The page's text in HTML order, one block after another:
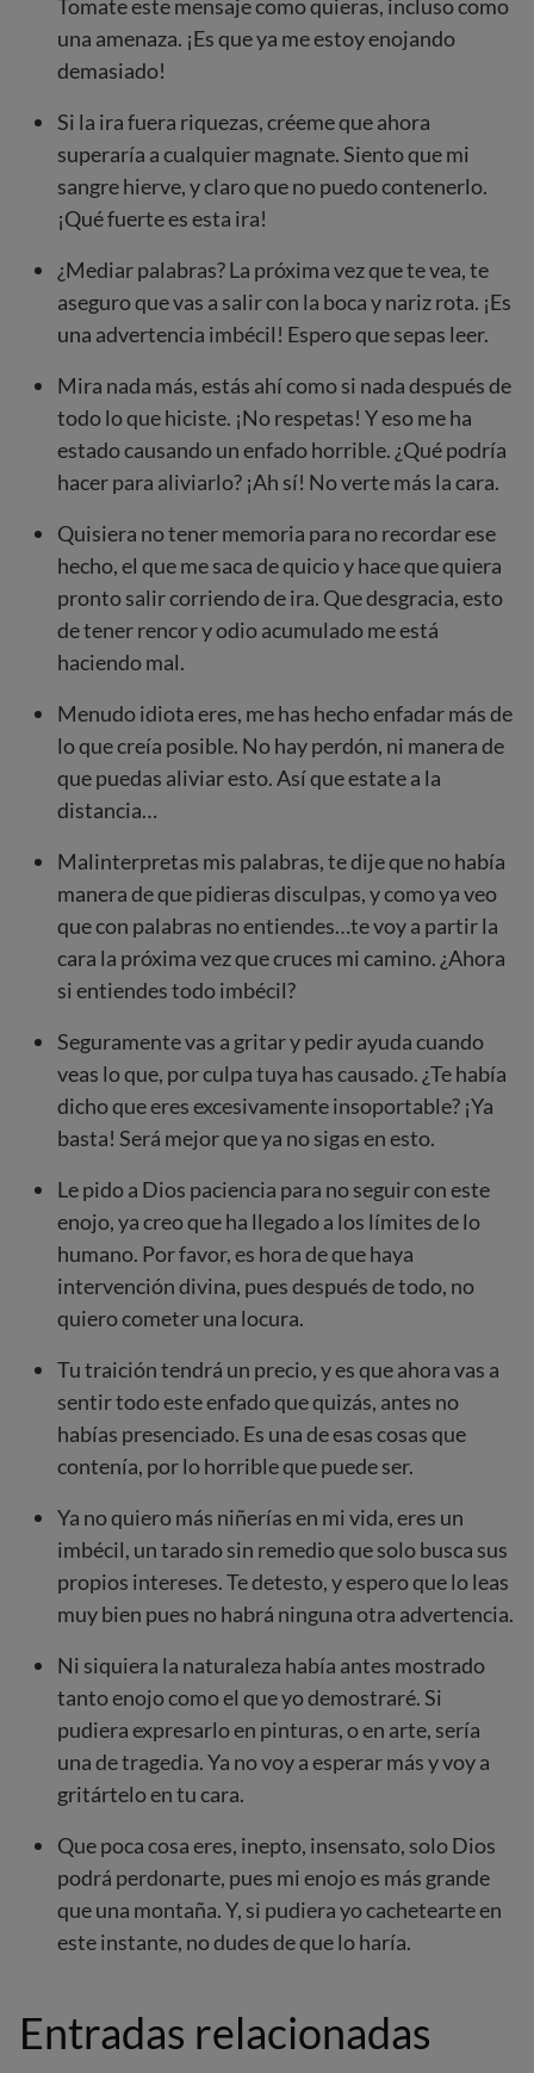
Tomate este mensaje como quieras, incluso como
una amenaza. ¡Es que ya me estoy enojando
demasiado!
Si la ira fuera riquezas, créeme que ahora
superaría a cualquier magnate. Siento que mi
sangre hierve, y claro que no puedo contenerlo.
¡Qué fuerte es esta ira!
¿Mediar palabras? La próxima vez que te vea, te
aseguro que vas a salir con la boca y nariz rota. ¡Es
una advertencia imbécil! Espero que sepas leer.
Mira nada más, estás ahí como si nada después de
todo lo que hiciste. ¡No respetas! Y eso me ha
estado causando un enfado horrible. ¿Qué podría
hacer para aliviarlo? ¡Ah sí! No verte más la cara.
Quisiera no tener memoria para no recordar ese
hecho, el que me saca de quicio y hace que quiera
pronto salir corriendo de ira. Que desgracia, esto
de tener rencor y odio acumulado me está
haciendo mal.
Menudo idiota eres, me has hecho enfadar más de
lo que creía posible. No hay perdón, ni manera de
que puedas aliviar esto. Así que estate a la
distancia…
Malinterpretas mis palabras, te dije que no había
manera de que pidieras disculpas, y como ya veo
que con palabras no entiendes…te voy a partir la
cara la próxima vez que cruces mi camino. ¿Ahora
si entiendes todo imbécil?
Seguramente vas a gritar y pedir ayuda cuando
veas lo que, por culpa tuya has causado. ¿Te había
dicho que eres excesivamente insoportable? ¡Ya
basta! Será mejor que ya no sigas en esto.
Le pido a Dios paciencia para no seguir con este
enojo, ya creo que ha llegado a los límites de lo
humano. Por favor, es hora de que haya
intervención divina, pues después de todo, no
quiero cometer una locura.
Tu traición tendrá un precio, y es que ahora vas a
sentir todo este enfado que quizás, antes no
habías presenciado. Es una de esas cosas que
contenía, por lo horrible que puede ser.
Ya no quiero más niñerías en mi vida, eres un
imbécil, un tarado sin remedio que solo busca sus
propios intereses. Te detesto, y espero que lo leas
muy bien pues no habrá ninguna otra advertencia.
Ni siquiera la naturaleza había antes mostrado
tanto enojo como el que yo demostraré. Si
pudiera expresarlo en pinturas, o en arte, sería
una de tragedia. Ya no voy a esperar más y voy a
gritártelo en tu cara.
Que poca cosa eres, inepto, insensato, solo Dios
podrá perdonarte, pues mi enojo es más grande
que una montaña. Y, si pudiera yo cachetearte en
este instante, no dudes de que lo haría.
Entradas relacionadas